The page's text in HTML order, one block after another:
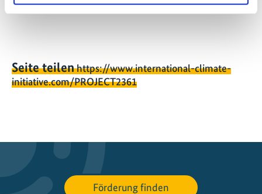
Seite teilenhttps://www.international-climate-
initiative.com/PROJECT2361
Förderung finden